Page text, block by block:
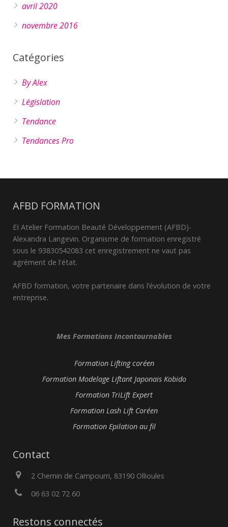
avril 2020
novembre 2016
Catégories
By Alex
Législation
Tendance
Tendances Pro
AFBD FORMATION
EI Atelier Formation Beauté Développement (AFBD)-
Alexandra Langevin. Organisme de formation enregistré
sous le 93830542083 cet enregistrement ne vaut pas
agrément de l'état.
AFBD formation, votre partenaire dans l’évolution de votre
entreprise.
Mes Formations Incontournables
Formation Lifting coréen
Formation Modelage Liftant Japonais Kobido
Formation TriLift Expert
Formation Lash Lift Coréen
Formation Epilation au fil
Contact
2 Chemin de Campourri, 83190 Ollioules
06 63 02 72 60
Restons connectés